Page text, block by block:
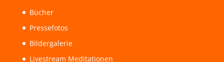
Bücher
Pressefotos
Bildergalerie
Livestream Meditationen